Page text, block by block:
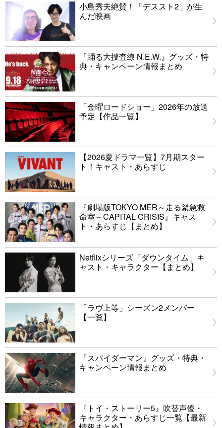
小島秀夫絶賛！「デススト2」が生
んだ映画
『踊る大捜査線 N.E.W.』グッズ・特
典・キャンペーン情報まとめ
「金曜ロードショー」2026年の放送
予定【作品一覧】
【2026夏ドラマ一覧】7月期スター
ト！キャスト・あらすじ
『劇場版TOKYO MER～走る緊急救
命室～CAPITAL CRISIS』キャス
ト・あらすじ【まとめ】
Netflixシリーズ「ダウンタイム」キ
ャスト・キャラクター【まとめ】
「ラヴ上等」シーズン2メンバー
【一覧】
『スパイダーマン』グッズ・特典・
キャンペーン情報まとめ
『トイ・ストーリー5』吹替声優・
キャラクター・あらすじ一覧【最新